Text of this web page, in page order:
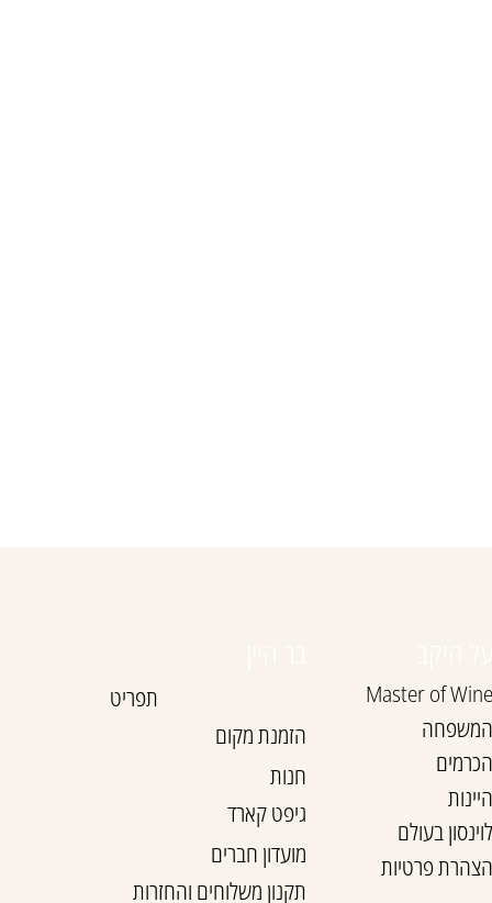
Master of Wine
המשפחה
הכרמים
היינות
לוינסון בעולם
הצהרת פרטיות
תפריט
הזמנת מקום
חנות
גיפט קארד
מועדון חברים
תקנון משלוחים והחזרות